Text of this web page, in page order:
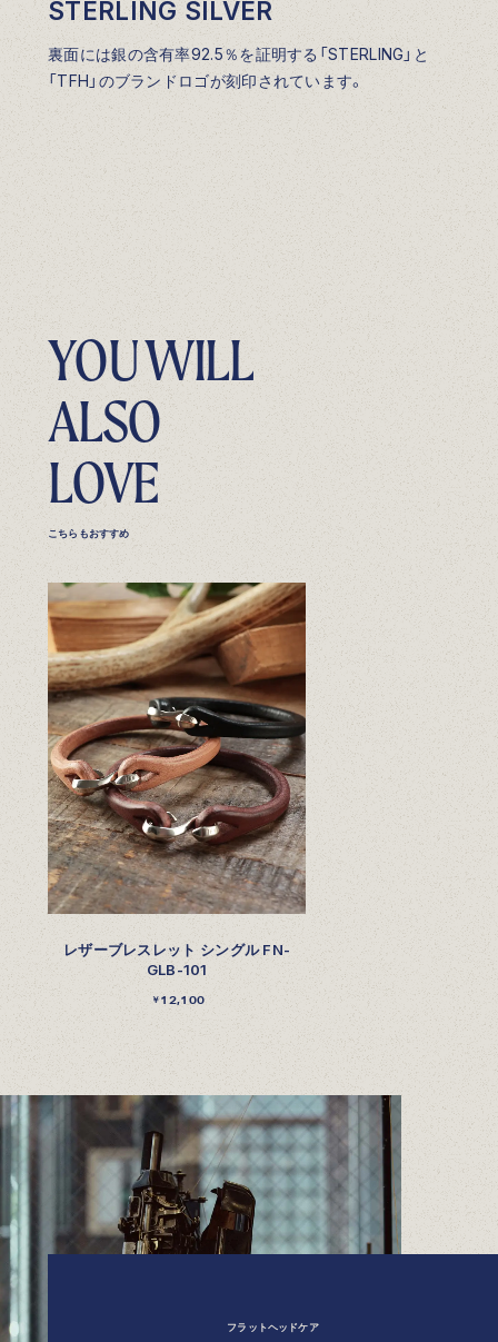
STERLING SILVER
裏面には銀の含有率92.5％を証明する「STERLING」と
「TFH」のブランドロゴが刻印されています。
YOU WILL
ALSO
LOVE
こちらもおすすめ
レザーブレスレット シングル FN-
GLB-101
￥12,100
フラットヘッドケア